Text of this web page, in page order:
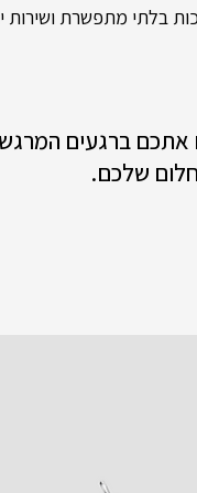
בלתי מתפשרת ושירות
אתכם ברגעים
שלכם.